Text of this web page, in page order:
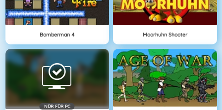
Bomberman 4 Moorhuhn Shooter
NÜR FÜR PC